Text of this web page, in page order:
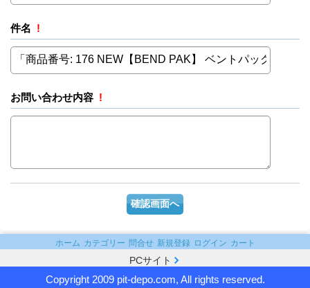
件名 !
お問い合わせ内容 !
ホーム カテゴリー 問合せ 新規登録 ログイン カート
PCサイト
Copyright 2009 pit-depo.com, All rights reserved.